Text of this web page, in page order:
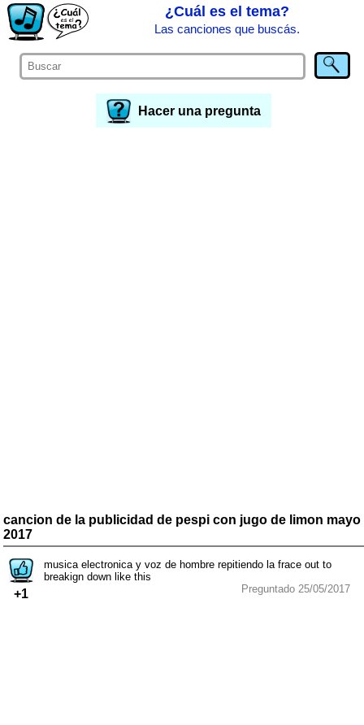
¿Cuál es el tema?
Las canciones que buscás.
Hacer una pregunta
cancion de la publicidad de pespi con jugo de limon mayo
2017
+1
musica electronica y voz de hombre repitiendo la frace out to
breakign down like this
Preguntado 25/05/2017